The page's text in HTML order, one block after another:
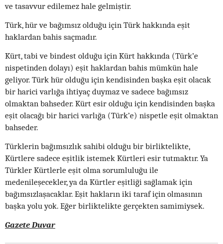
ve tasavvur edilemez hale gelmiştir.
Türk, hür ve bağımsız olduğu için Türk hakkında eşit
haklardan bahis saçmadır.
Kürt, tabi ve bindest olduğu için Kürt hakkında (Türk’e
nispetinden dolayı) eşit haklardan bahis mümkün hale
geliyor. Türk hür olduğu için kendisinden başka eşit olacak
bir harici varlığa ihtiyaç duymaz ve sadece bağımsız
olmaktan bahseder. Kürt esir olduğu için kendisinden başka
eşit olacağı bir harici varlığa (Türk’e) nispetle eşit olmaktan
bahseder.
Türklerin bağımsızlık sahibi olduğu bir birliktelikte,
Kürtlere sadece eşitlik istemek Kürtleri esir tutmaktır. Ya
Türkler Kürtlerle eşit olma sorumluluğu ile
medenileşecekler, ya da Kürtler eşitliği sağlamak için
bağımsızlaşacaklar. Eşit hakların iki taraf için olmasının
başka yolu yok. Eğer birliktelikte gerçekten samimiysek.
Gazete Duvar